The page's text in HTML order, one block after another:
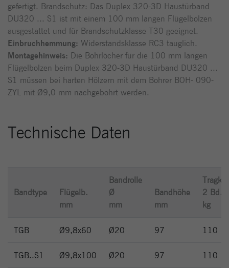
gefertigt. Brandschutz: Das Duplex 320-3D Haustürband
DU320 ... S1 ist mit einem 100 mm langen Flügelbolzen
ausgestattet und für Brandschutzklasse T30 geeignet.
Einbruchhemmung: Widerstandsklasse RC3 tauglich.
Montagehinweis: Die Bohrlöcher für die 100 mm langen
Flügelbolzen beim Duplex 320-3D Haustürband DU320 ...
S1 müssen bei harten Hölzern mit dem Bohrer BOH- 090-
ZYL mit Ø9,0 mm nachgebohrt werden.
Technische Daten
Bandtype
Flügelb.
mm
Bandrolle
Ø
mm
Bandhöhe
mm
2 Bd.
kg
TGB Ø9,8x60 Ø20 97 110
TGB..S1 Ø9,8x100 Ø20 97 110